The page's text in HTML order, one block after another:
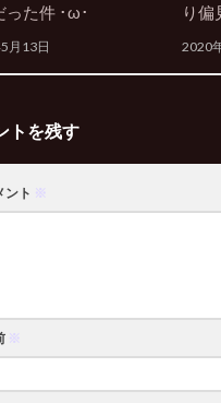
った件 ･ω･
月13日
り偏
2020
トを残す
ント ※
※